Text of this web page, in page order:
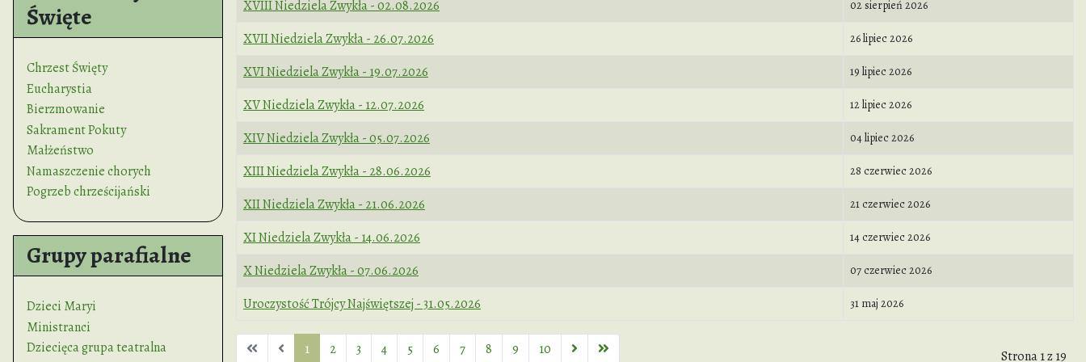
Święte
Chrzest Święty
Eucharystia
Bierzmowanie
Sakrament Pokuty
Małżeństwo
Namaszczenie chorych
Pogrzeb chrześcijański
Grupy parafialne
Dzieci Maryi
Ministranci
Dziecięca grupa teatralna
Tytuł Data publikacji
XVIII Niedziela Zwykła - 02.08.2026 02 sierpień 2026
XVII Niedziela Zwykła - 26.07.2026 26 lipiec 2026
XVI Niedziela Zwykła - 19.07.2026 19 lipiec 2026
XV Niedziela Zwykła - 12.07.2026 12 lipiec 2026
XIV Niedziela Zwykła - 05.07.2026 04 lipiec 2026
XIII Niedziela Zwykła - 28.06.2026 28 czerwiec 2026
XII Niedziela Zwykła - 21.06.2026 21 czerwiec 2026
XI Niedziela Zwykła - 14.06.2026 14 czerwiec 2026
X Niedziela Zwykła - 07.06.2026 07 czerwiec 2026
Uroczystość Trójcy Najświętszej - 31.05.2026 31 maj 2026
Strona 1 z 19
1 2 3 4 5 6 7 8 9 10